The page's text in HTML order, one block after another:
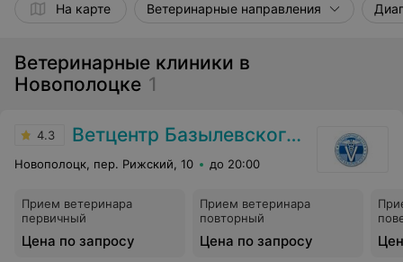
На карте Ветеринарные направления
Ветеринарные клиники в
Новополоцке 1
4.3 Ветцентр Базылевского А.А.
Новополоцк, пер. Рижский, 10 до 20:00
Прием ветеринара
первичный
Цена по запросу
Прием ветеринара
повторный
Цена по запросу